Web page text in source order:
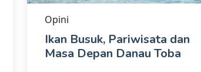
Opini
Ikan Busuk, Pariwisata dan
Masa Depan Danau Toba